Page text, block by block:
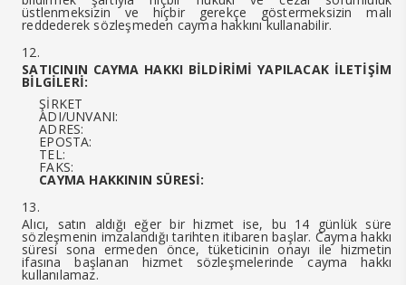
üstlenmeksizin ve hiçbir gerekçe göstermeksizin malı
reddederek sözleşmeden cayma hakkını kullanabilir.
SATICININ CAYMA HAKKI BİLDİRİMİ YAPILACAK İLETİŞİM
BİLGİLERİ:
ŞİRKET
ADI/UNVANI:
ADRES:
EPOSTA:
TEL:
FAKS:
CAYMA HAKKININ SÜRESİ:
Alıcı, satın aldığı eğer bir hizmet ise, bu 14 günlük süre
sözleşmenin imzalandığı tarihten itibaren başlar. Cayma hakkı
süresi sona ermeden önce, tüketicinin onayı ile hizmetin
ifasına başlanan hizmet sözleşmelerinde cayma hakkı
kullanılamaz.